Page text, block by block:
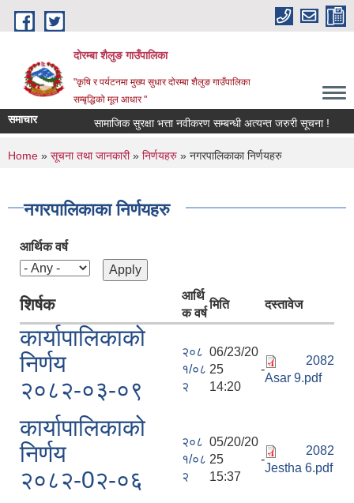
Skip to main content
दोरम्बा शैलुङ गाउँपालिका
"कृषि र पर्यटनमा मुख्य सुधार दोरम्बा शैलुङ गाउँपालिका
सम्बृद्धिको मूल आधार "
समाचार सामाजिक सुरक्षा भत्ता नवीकरण सम्बन्धी अत्यन्त जरुरी सूचना !
You are here
Home » सूचना तथा जानकारी» निर्णयहरु » नगरपालिकाका निर्णयहरु
नगरपालिकाका निर्णयहरु
आर्थिक वर्ष
शिर्षक
आर्थि
क वर्ष
मिति दस्तावेज
कार्यापालिकाको
निर्णय
२०८२-०३-०९
२०८
१/०८
२
06/23/20
25 -
14:20
2082
Asar 9.pdf
कार्यापालिकाको
निर्णय
२०८२-0२-०६
२०८
१/०८
२
05/20/20
25 -
15:37
2082
Jestha 6.pdf